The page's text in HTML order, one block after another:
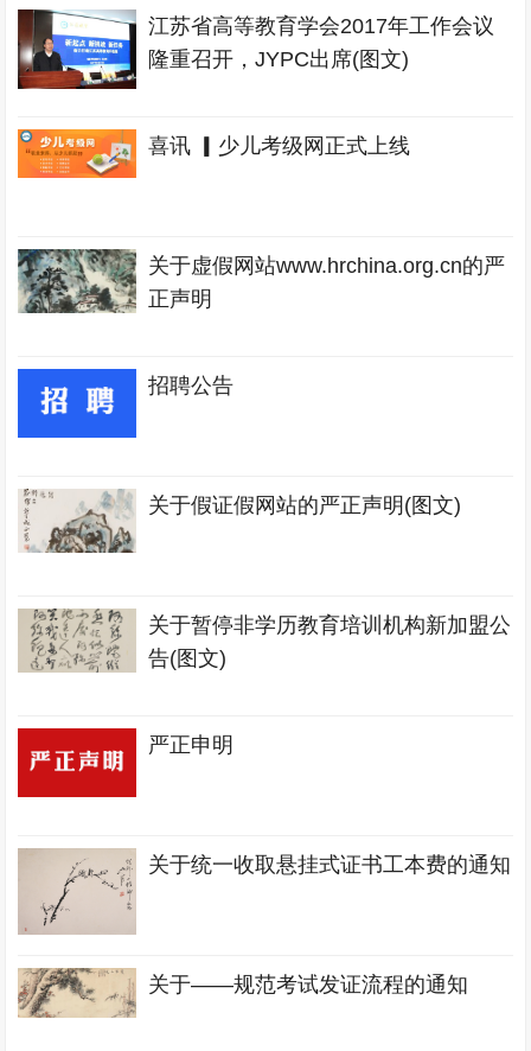
江苏省高等教育学会2017年工作会议
隆重召开，JYPC出席(图文)
喜讯 ▎少儿考级网正式上线
关于虚假网站www.hrchina.org.cn的严
正声明
招聘公告
关于假证假网站的严正声明(图文)
关于暂停非学历教育培训机构新加盟公
告(图文)
严正申明
关于统一收取悬挂式证书工本费的通知
关于——规范考试发证流程的通知